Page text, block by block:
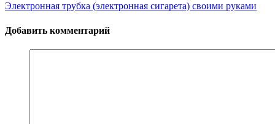
Электронная трубка (электронная сигарета) своими руками
Добавить комментарий